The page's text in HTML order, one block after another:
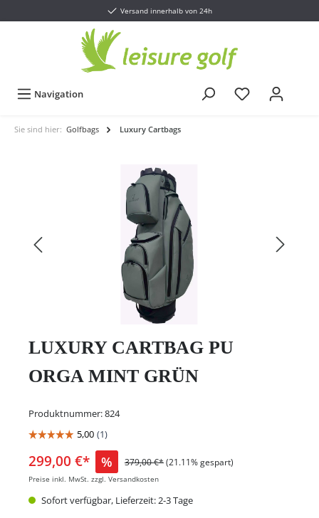
Versand innerhalb von 24h
Navigation
Sie sind hier: Golfbags Luxury Cartbags
LUXURY CARTBAG PU
ORGA MINT GRÜN
Produktnummer:824
299,00 €* % 379,00 €*(21.11% gespart)
Preise inkl. MwSt. zzgl. Versandkosten
Sofort verfügbar, Lieferzeit: 2-3 Tage